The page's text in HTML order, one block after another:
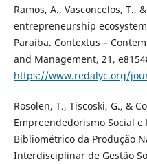
Ramos, A., Vasconcelos, T.,
entrepreneurship
Paraíba. Contextus –
and Management, 21,
https://www.redalyc.org/
Rosolen, T., Tiscoski, G., &
Empreendedorismo Social e
Bibliométrico da Produção
Interdisciplinar de Gestão